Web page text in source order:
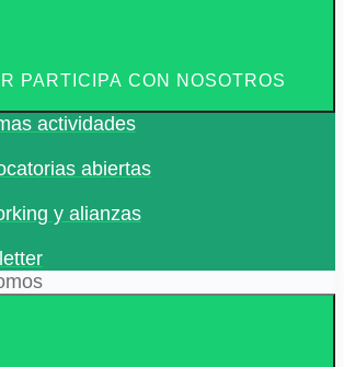
PARTICIPA CON NOSOTROS
actividades
abiertas
y alianzas